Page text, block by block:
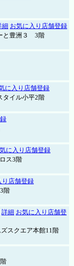
細 お気に入り店舗登録
と豊洲３ 3階
に入り店舗登録
イル小平2階
に入り店舗登録
ス3階
り店舗登録
階
詳細 お気に入り店舗登
スクエア本館11階